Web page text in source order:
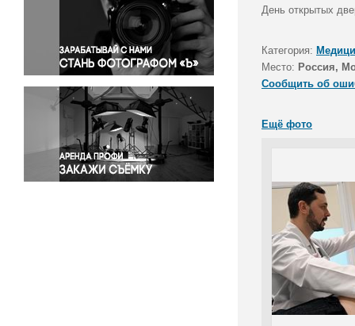
Политика
Правосудие
Происшествия и конфликты
Религия
Светская жизнь
Спорт
Экология
Экономика и бизнес
День открытых
Категория:
Место: Россия,
Сообщить об
Ещё фото